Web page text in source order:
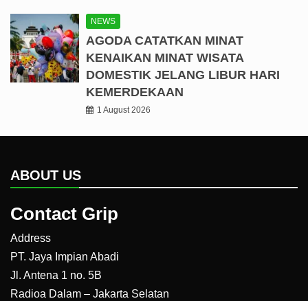
NEWS
AGODA CATATKAN MINAT
KENAIKAN MINAT WISATA
DOMESTIK JELANG LIBUR HARI
KEMERDEKAAN
1 August 2026
ABOUT US
Contact Grip
Address
PT. Jaya Impian Abadi
Jl. Antena 1 no. 5B
Radioa Dalam – Jakarta Selatan